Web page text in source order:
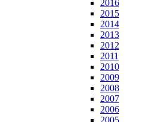
2016
2015
2014
2013
2012
2011
2010
2009
2008
2007
2006
2005